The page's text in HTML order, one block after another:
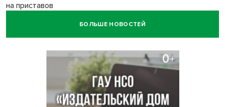
на приставов
БОЛЬШЕ НОВОСТЕЙ